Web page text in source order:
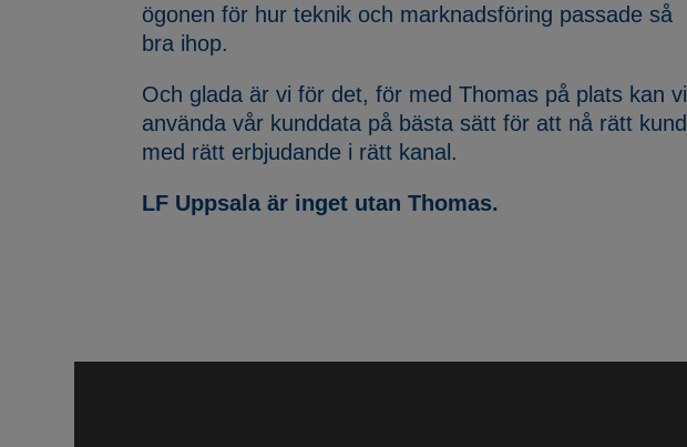
ögonen för hur teknik och marknadsföring passade så
bra ihop.
Och glada är vi för det, för med Thomas på plats kan vi
använda vår kunddata på bästa sätt för att nå rätt kund
med rätt erbjudande i rätt kanal.
LF Uppsala är inget utan Thomas.